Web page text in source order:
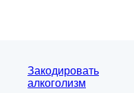
Закодировать
алкоголизм